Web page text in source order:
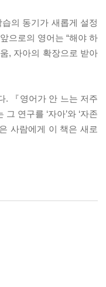
의 동기가 새롭게 설정
으로의 영어는 “해야 하
, 자아의 확장으로 받아
. 『영어가 안 느는 저주
연구를 ‘자아’와 ‘자존
사람에게 이 책은 새로